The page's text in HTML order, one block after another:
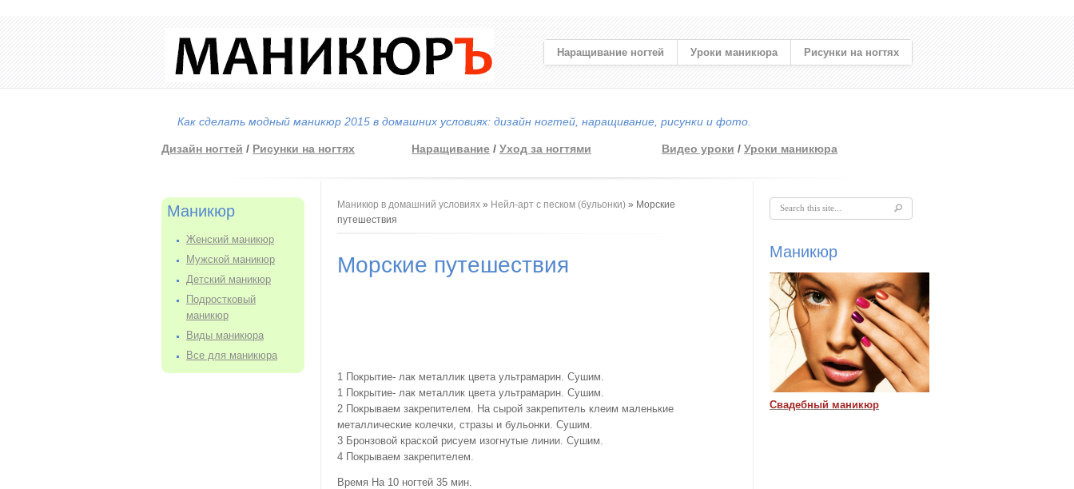
Как сделать модный маникюр 2015 в домашних условиях: дизайн ногтей, наращивание, рисунки и фото.
Наращивание ногтей Уроки маникюра Рисунки на ногтях
Дизайн ногтей / Рисунки на ногтях Наращивание /Уход за ногтями Видео уроки /Уроки маникюра
Маникюр
Женский маникюр
Мужской маникюр
Детский маникюр
Подростковый
маникюр
Виды маникюра
Все для маникюра
Вы здесь
Маникюр в домашний условиях » Нейл-арт с песком (бульонки) » Морские
путешествия
Морские путешествия
1 Покрытие- лак металлик цвета ультрамарин. Сушим.
1 Покрытие- лак металлик цвета ультрамарин. Сушим.
2 Покрываем закрепителем. На сырой закрепитель клеим маленькие
металлические колечки, стразы и бульонки. Сушим.
3 Бронзовой краской рисуем изогнутые линии. Сушим.
4 Покрываем закрепителем.
Время На 10 ногтей 35 мин.
Форма поиска
Маникюр
Свадебный маникюр